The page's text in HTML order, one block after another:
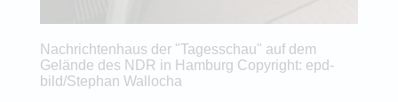
Nachrichtenhaus der "Tagesschau" auf dem
Gelände des NDR in Hamburg Copyright: epd-
bild/Stephan Wallocha